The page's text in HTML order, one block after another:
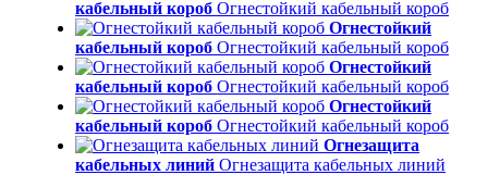
кабельный короб Огнестойкий кабельный короб
Огнестойкий
кабельный короб Огнестойкий кабельный короб
Огнестойкий
кабельный короб Огнестойкий кабельный короб
Огнестойкий
кабельный короб Огнестойкий кабельный короб
Огнезащита
кабельных линий Огнезащита кабельных линий